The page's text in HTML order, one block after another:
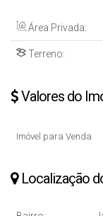
Área Privada:
Terreno:
Valores do
Imóvel para Venda
Localização